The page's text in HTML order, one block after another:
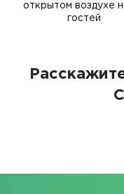
открытом воздухе
гостей